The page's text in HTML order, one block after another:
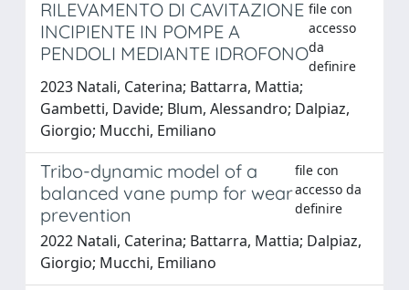
RILEVAMENTO DI CAVITAZIONE
INCIPIENTE IN POMPE A
PENDOLI MEDIANTE IDROFONO
file con
accesso
da
definire
2023 Natali, Caterina; Battarra, Mattia;
Gambetti, Davide; Blum, Alessandro; Dalpiaz,
Giorgio; Mucchi, Emiliano
Tribo-dynamic model of a
balanced vane pump for wear
prevention
file con
accesso da
definire
2022 Natali, Caterina; Battarra, Mattia; Dalpiaz,
Giorgio; Mucchi, Emiliano